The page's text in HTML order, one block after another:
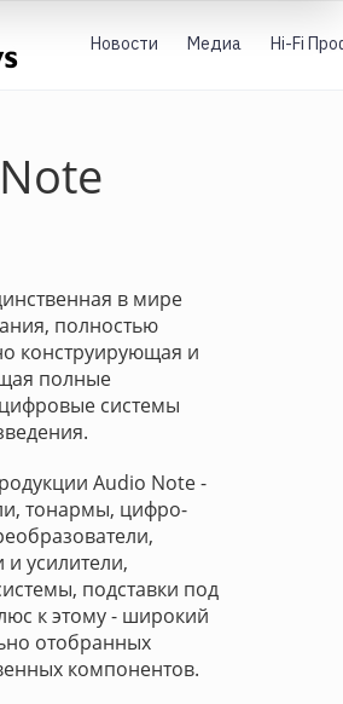
Новости Медиа Hi-Fi
в мире
полностью
конструирующая и
полные
системы
Audio Note -
тонармы, цифро-
и усилители,
подставки под
к этому - широкий
отобранных
компонентов.